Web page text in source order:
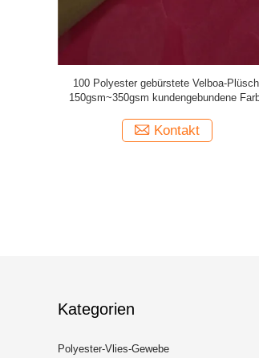
Feine glatte Velboa-Plüsch-Druckhaut -
freundlich für Decke
Kontakt
Kategorien
Polyester-Vlies-Gewebe